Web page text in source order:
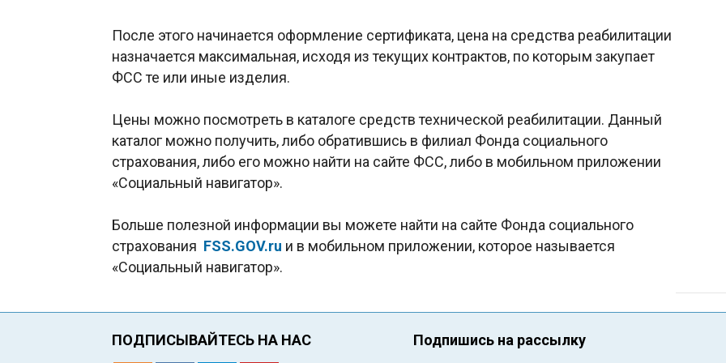
После этого начинается оформление сертификата, цена на средства реабилитации
назначается максимальная, исходя из текущих контрактов, по которым закупает
ФСС те или иные изделия.
Цены можно посмотреть в каталоге средств технической реабилитации. Данный
каталог можно получить, либо обратившись в филиал Фонда социального
страхования, либо его можно найти на сайте ФСС, либо в мобильном приложении
«Социальный навигатор».
Больше полезной информации вы можете найти на сайте Фонда социального
страхования FSS.GOV.ru и в мобильном приложении, которое называется
«Социальный навигатор».
ПОДПИСЫВАЙТЕСЬ НА НАС Подпишись на рассылку